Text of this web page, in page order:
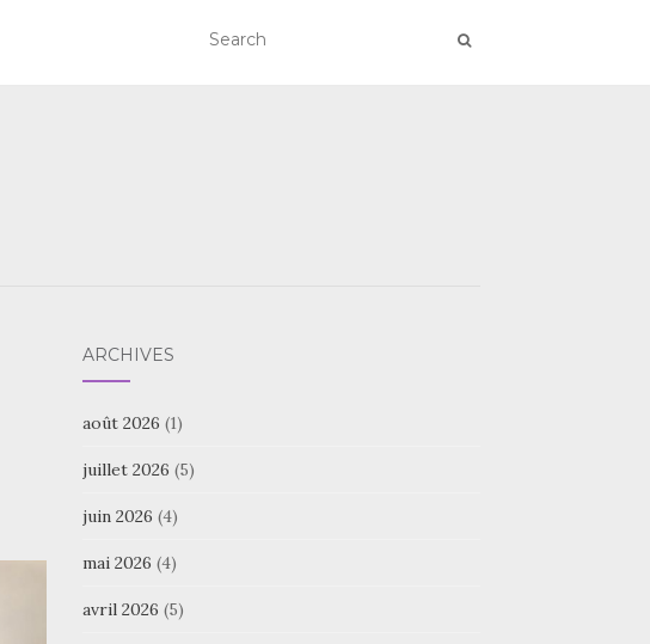
ARCHIVES
août 2026 (1)
juillet 2026 (5)
juin 2026 (4)
mai 2026 (4)
avril 2026 (5)